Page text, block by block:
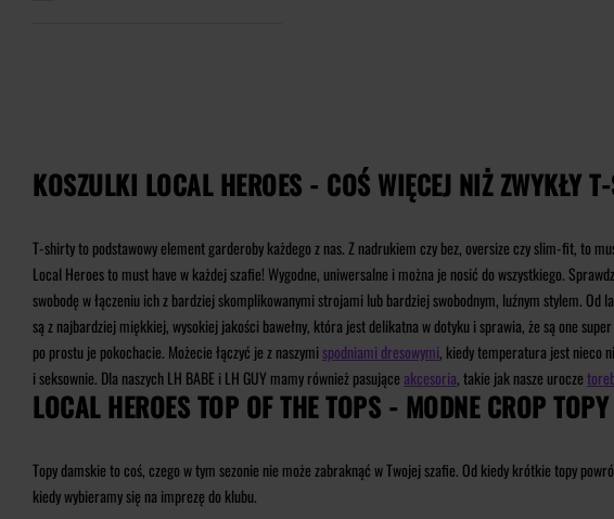
KOSZULKI LOCAL HEROES - COŚ WIĘCEJ NIŻ ZWYKŁY
T-shirty to podstawowy element garderoby każdego z nas. Z nadrukiem czy bez, oversize czy slim-fit, to
Local Heroes to must have w każdej szafie! Wygodne, uniwersalne i można je nosić do wszystkiego.
swobodę w łączeniu ich z bardziej skomplikowanymi strojami lub bardziej swobodnym, luźnym stylem.
są z najbardziej miękkiej, wysokiej jakości bawełny, która jest delikatna w dotyku i sprawia, że są one
po prostu je pokochacie. Możecie łączyć je z naszymispodniami dresowymi, kiedy temperatura jest nieco
i seksownie. Dla naszych LH BABE i LH GUY mamy również pasujące akcesoria, takie jak nasze urocze
LOCAL HEROES TOP OF THE TOPS - MODNE CROP
Topy damskie to coś, czego w tym sezonie nie może zabraknąć w Twojej szafie. Od kiedy krótkie topy
kiedy wybieramy się na imprezę do klubu.